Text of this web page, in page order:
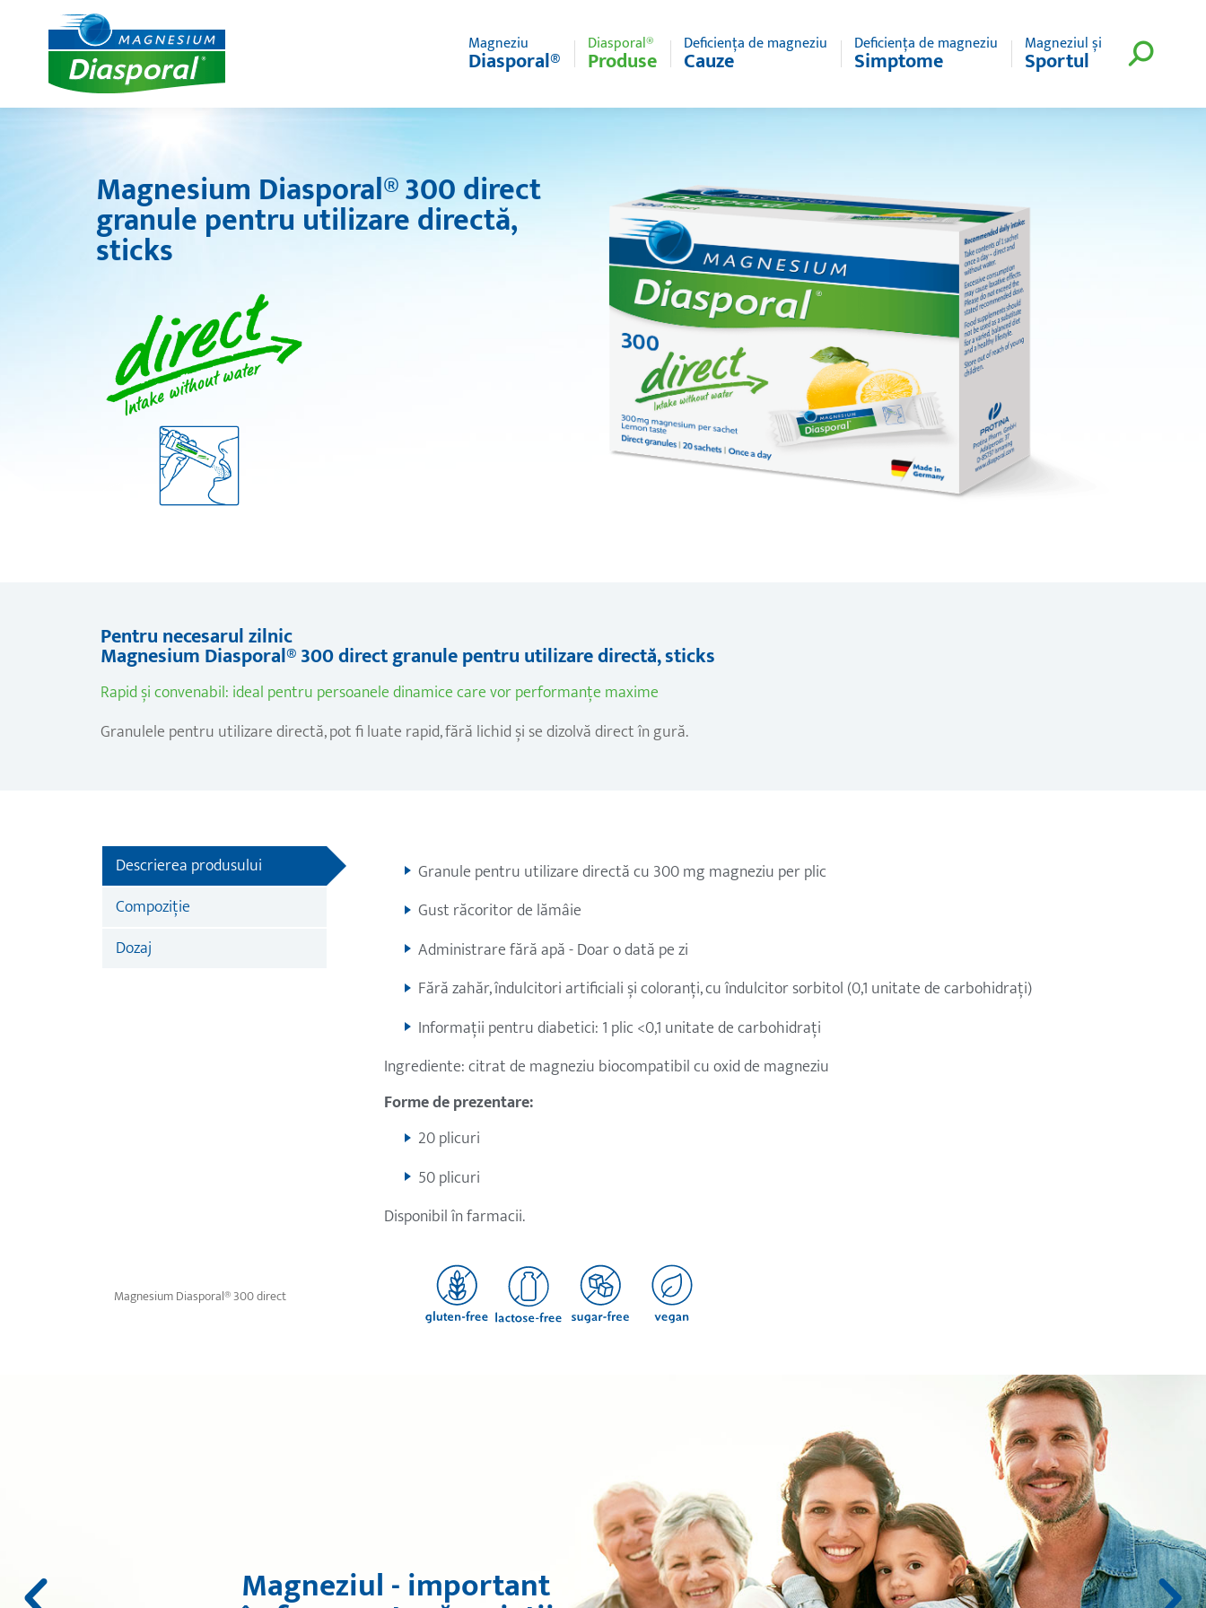
Magneziu
Diasporal®
Diasporal®
Produse
Deficiența de magneziu
Cauze
Deficiența de magneziu
Simptome
Magneziul și
Sportul
Magnesium Diasporal® 300 direct
granule pentru utilizare directă,
sticks
Pentru necesarul zilnic
Magnesium Diasporal® 300 direct granule pentru utilizare directă, sticks
Rapid și convenabil: ideal pentru persoanele dinamice care vor performanțe maxime
Granulele pentru utilizare directă, pot fi luate rapid, fără lichid și se dizolvă direct în gură.
Descrierea produsului
Compoziţie
Dozaj
Granule pentru utilizare directă cu 300 mg magneziu per plic
Gust răcoritor de lămâie
Administrare fără apă - Doar o dată pe zi
Fără zahăr, îndulcitori artificiali și coloranți, cu îndulcitor sorbitol (0,1 unitate de carbohidrați)
Informații pentru diabetici: 1 plic <0,1 unitate de carbohidrați
Ingrediente: citrat de magneziu biocompatibil cu oxid de magneziu
Forme de prezentare:
20 plicuri
50 plicuri
Disponibil în farmacii.
Magnesium Diasporal® 300 direct